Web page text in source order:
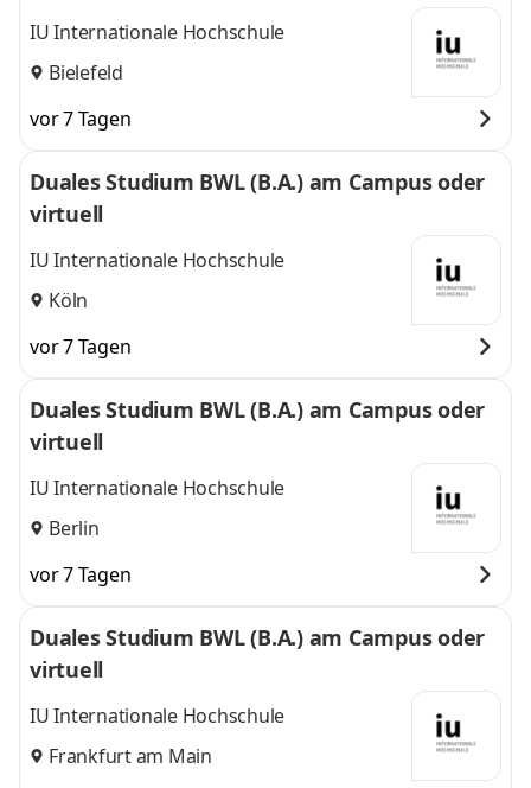
IU Internationale Hochschule
Bielefeld
vor 7 Tagen
Duales Studium BWL (B.A.) am Campus oder
virtuell
IU Internationale Hochschule
Köln
vor 7 Tagen
Duales Studium BWL (B.A.) am Campus oder
virtuell
IU Internationale Hochschule
Berlin
vor 7 Tagen
Duales Studium BWL (B.A.) am Campus oder
virtuell
IU Internationale Hochschule
Frankfurt am Main